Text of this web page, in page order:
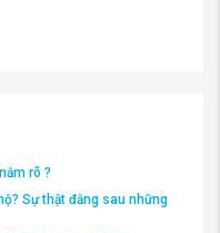
rõ ?
Sự thật đằng sau những